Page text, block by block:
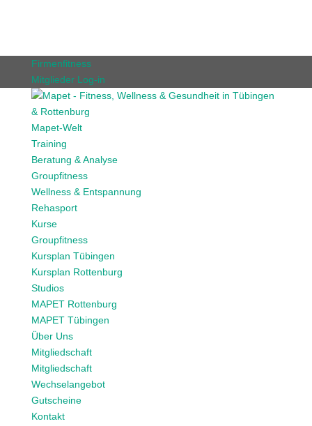
Firmenfitness
Mitglieder Log-in
Mapet-Welt
Training
Beratung & Analyse
Groupfitness
Wellness & Entspannung
Rehasport
Kurse
Groupfitness
Kursplan Tübingen
Kursplan Rottenburg
Studios
MAPET Rottenburg
MAPET Tübingen
Über Uns
Mitgliedschaft
Mitgliedschaft
Wechselangebot
Gutscheine
Kontakt